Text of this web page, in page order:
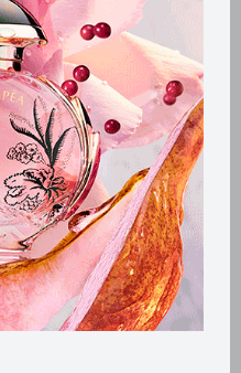
en tiendas
interesar